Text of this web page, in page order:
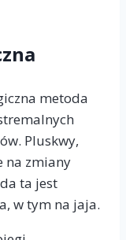
metoda
Pluskwy,
na zmiany
ta jest
w tym na jaja.